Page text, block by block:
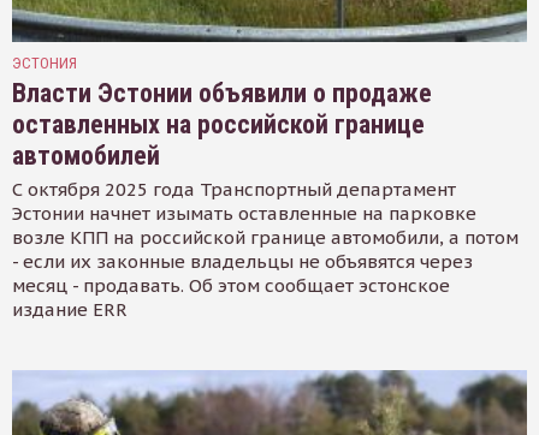
ЭСТОНИЯ
Власти Эстонии объявили о продаже
оставленных на российской границе
автомобилей
С октября 2025 года Транспортный департамент
Эстонии начнет изымать оставленные на парковке
возле КПП на российской границе автомобили, а потом
- если их законные владельцы не объявятся через
месяц - продавать. Об этом сообщает эстонское
издание ERR